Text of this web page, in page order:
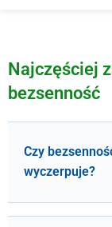
Najczęściej
bezsenność
Czy
wyczerpuje?